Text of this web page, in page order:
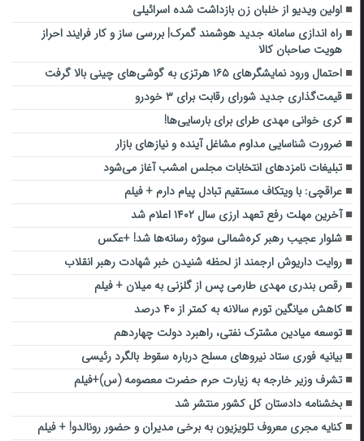
اولین ویدیو از خلبان زن بازداشت شده اسرائیلی
راه اندازی سامانه جدید هوشمند گمرک| بررسی ساز و کار فرایند احراز
هویت صاحبان کالا
احتمال ورود نمایشگرهای ۱۶۵ هرتزی به گوشی‌های چینی بالا گرفت
قیمت‌گذاری جدید شورای رقابت برای ۳ خودرو
کری خوانی مهدی طرای برای بارسایی‌ها!
ضرورت شناسایی مداوم مشاغل آینده و نیازهای بازار
تبلیغات نامزدهای انتخابات مجلس امشب آغاز می‌شود
عراقچی: با ویتکاف مستقیم تبادل پیام دارم + فیلم
آخرین مهلت رفع تعهد ارزی سال ۱۴۰۲ اعلام شد
شلوار عجیب رهبر کره‌شمالی سوژه رسانه‌ها شد! +عکس
روایت داریوش ارجمند از لحظه شنیدن خبر شهادت رهبر انقلاب
رقص بندری مهدی طارمی پس از گلزنی به میلان + فیلم
کاهش میانگین تورم سالانه به کمتر از ۴۰ درصد
توسعه میادین مشترک نفتی، راهبرد دولت چهاردهم
بیانیه فوری ستاد نیروهای مسلح درباره سقوط بالگرد رئیسی
تشرف وزیر خارجه به زیارت حرم حضرت معصومه (س)+فیلم
بخشنامه دادستان کل کشور منتشر شد
کنایه مجری معروف تلویزیون به برخی مدیران و حضور رونالدو! + فیلم